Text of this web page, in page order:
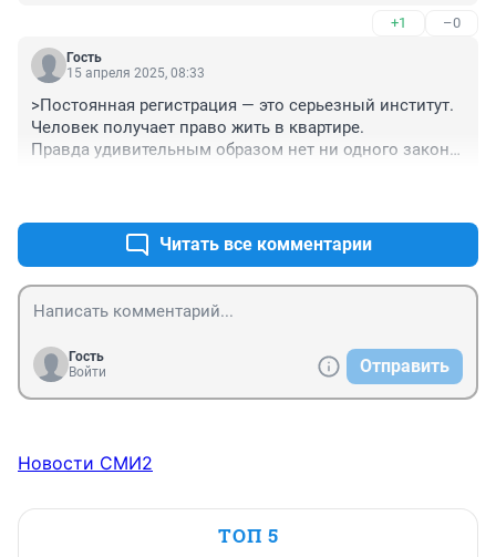
+1 –0
Гость
15 апреля 2025, 08:33
>Постоянная регистрация — это серьезный институт.
Человек получает право жить в квартире.
Правда удивительным образом нет ни одного закона,
Читать все комментарии
Гость
Войти
Отправить
Новости СМИ2
ТОП 5